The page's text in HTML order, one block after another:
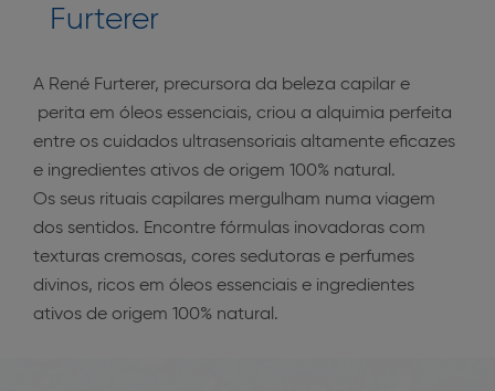
Furterer
A René Furterer, precursora da beleza capilar e
perita em óleos essenciais, criou a alquimia perfeita
entre os cuidados ultrasensoriais altamente eficazes
e ingredientes ativos de origem 100% natural.
Os seus rituais capilares mergulham numa viagem
dos sentidos. Encontre fórmulas inovadoras com
texturas cremosas, cores sedutoras e perfumes
divinos, ricos em óleos essenciais e ingredientes
ativos de origem 100% natural.